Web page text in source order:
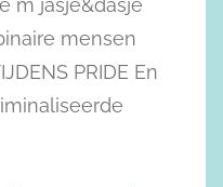
m jasje&dasje
mensen
PRIDE En